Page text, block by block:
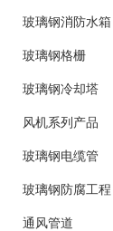
玻璃钢消防水箱
玻璃钢格栅
玻璃钢冷却塔
风机系列产品
玻璃钢电缆管
玻璃钢防腐工程
通风管道